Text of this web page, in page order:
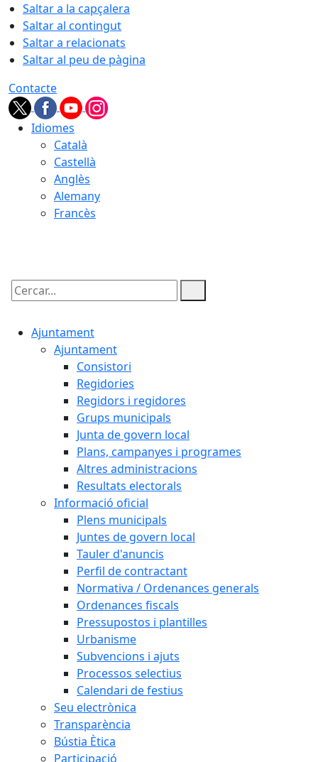
Saltar a la capçalera
Saltar al contingut
Saltar a relacionats
Saltar al peu de pàgina
Contacte
Idiomes
Català
Castellà
Anglès
Alemany
Francès
Cercar:
Ajuntament
Ajuntament
Consistori
Regidories
Regidors i regidores
Grups municipals
Junta de govern local
Plans, campanyes i programes
Altres administracions
Resultats electorals
Informació oficial
Plens municipals
Juntes de govern local
Tauler d'anuncis
Perfil de contractant
Normativa / Ordenances generals
Ordenances fiscals
Pressupostos i plantilles
Urbanisme
Subvencions i ajuts
Processos selectius
Calendari de festius
Seu electrònica
Transparència
Bústia Ètica
Participació